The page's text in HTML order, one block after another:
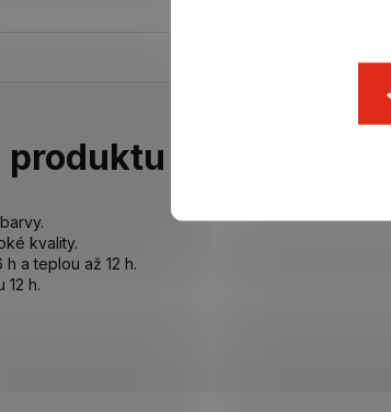
produktu
kvality.
a teplou až 12 h.
12 h.